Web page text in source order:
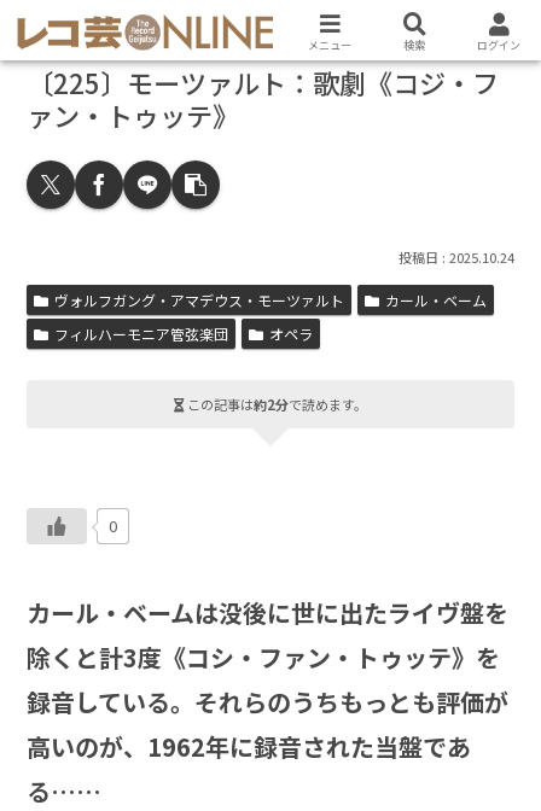
〔225〕モーツァルト：歌劇《コジ・フ
ァン・トゥッテ》
2025.10.24
ヴォルフガング・アマデウス・モーツァルト
カール・ベーム
フィルハーモニア管弦楽団
オペラ
この記事は約2分で読めます。
0
カール・ベームは没後に世に出たライヴ盤を
除くと計3度《コシ・ファン・トゥッテ》を
録音している。それらのうちもっとも評価が
高いのが、1962年に録音された当盤であ
る……
メニュー 検索 ログイン